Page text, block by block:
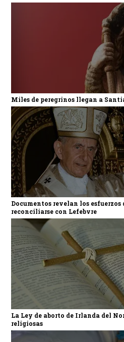
Miles de peregrinos llegan a
Documentos revelan los esfuerzos
reconciliarse con Lefebvre
La Ley de aborto de Irlanda del
religiosas